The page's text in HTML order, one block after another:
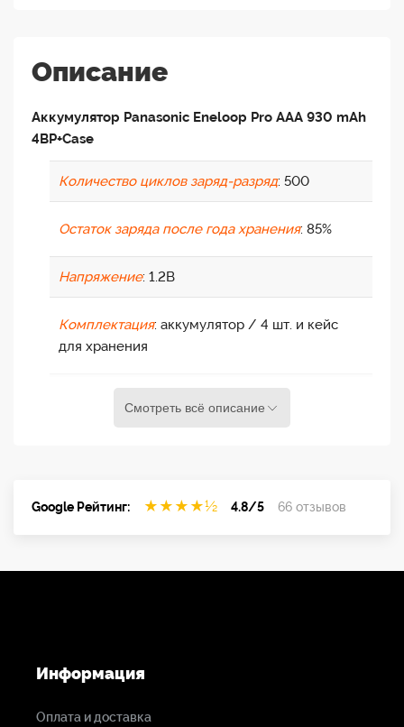
Описание
Аккумулятор Panasonic Eneloop Pro AAA 930 mAh
4BP+Case
Количество циклов заряд-разряд: 500
Остаток заряда после года хранения: 85%
Напряжение: 1.2В
Комплектация: аккумулятор / 4 шт. и кейс
для хранения
Смотреть всё описание
Google Рейтинг: ★ ★ ★ ★½ 4.8/5 66 отзывов
Информация
Оплата и доставка